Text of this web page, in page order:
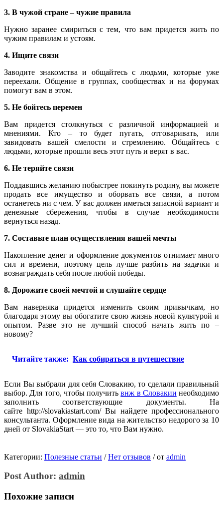
3. В чужой стране – чужие правила
Нужно заранее смириться с тем, что вам придется жить по
чужим правилам и устоям.
4. Ищите связи
Заводите знакомства и общайтесь с людьми, которые уже
переехали. Общение в группах, сообществах и на форумах
помогут вам в этом.
5. Не бойтесь перемен
Вам придется столкнуться с различной информацией и
мнениями. Кто – то будет пугать, отговаривать, или
завидовать вашей смелости и стремлению. Общайтесь с
людьми, которые прошли весь этот путь и верят в вас.
6. Не теряйте связи
Поддавшись желанию побыстрее покинуть родину, вы можете
продать все имущество и оборвать все связи, а потом
останетесь ни с чем. У вас должен иметься запасной вариант и
денежные сбережения, чтобы в случае необходимости
вернуться назад.
7. Составьте план осуществления вашей мечты
Накопление денег и оформление документов отнимает много
сил и времени, поэтому цель лучше разбить на задачки и
вознаграждать себя после любой победы.
8. Дорожите своей мечтой и слушайте сердце
Вам наверняка придется изменить своим привычкам, но
благодаря этому вы обогатите свою жизнь новой культурой и
опытом. Разве это не лучший способ начать жить по –
новому?
Читайте также: Как собираться в путешествие
Если Вы выбрали для себя Словакию, то сделали правильный
выбор. Для того, чтобы получитьвнж в Словакии необходимо
заполнить соответствующие документы. На
сайте http://slovakiastart.com/ Вы найдете профессионального
консультанта. Оформление вида на жительство недорого за 10
дней от SlovakiaStart — это то, что Вам нужно.
Категории: Полезные статьи / Нет отзывов /от admin
Post Author: admin
Похожие записи